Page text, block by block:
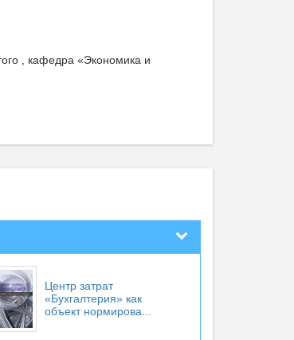
, кафедра «Экономика и
Центр затрат
«Бухгалтерия» как
объект нормирова...